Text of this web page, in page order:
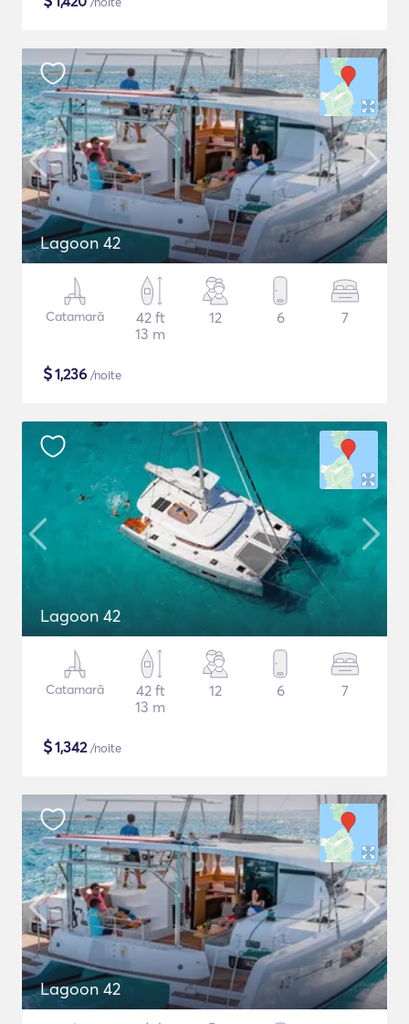
Lagoon 42
Catamarã
42 ft
13 m
12 6 7
$1,236 /noite
Lagoon 42
Catamarã
42 ft
13 m
12 6 7
$1,342/noite
Lagoon 42